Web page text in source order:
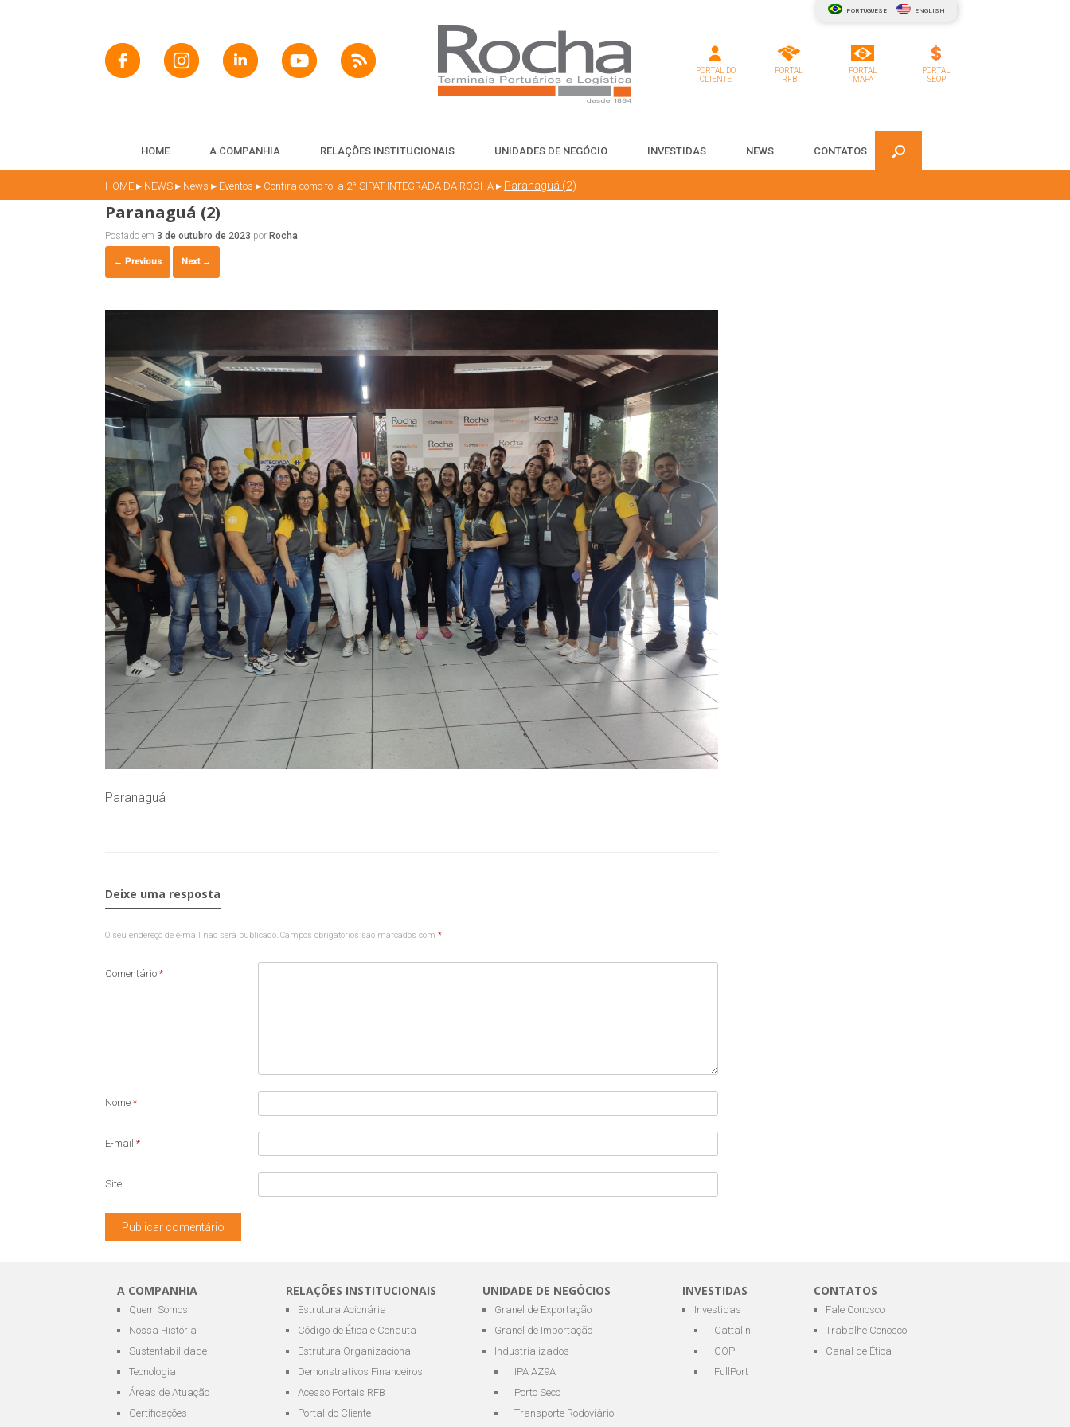
PORTUGUESE ENGLISH
PORTAL DO
CLIENTE
PORTAL
RFB
PORTAL
MAPA
PORTAL
SEOP
HOME A COMPANHIA RELAÇÕES INSTITUCIONAIS UNIDADES DE NEGÓCIO INVESTIDAS NEWS CONTATOS
HOME ▸ NEWS ▸ News ▸ Eventos ▸ Confira como foi a 2ª SIPAT INTEGRADA DA ROCHA ▸ Paranaguá (2)
Paranaguá (2)
Postado em 3 de outubro de 2023 por Rocha
← Previous Next →
Paranaguá
Deixe uma resposta
O seu endereço de e-mail não será publicado. Campos obrigatórios são marcados com *
Comentário *
Nome *
E-mail *
Site
A COMPANHIA
Quem Somos
Nossa História
Sustentabilidade
Tecnologia
Áreas de Atuação
Certificações
RELAÇÕES INSTITUCIONAIS
Estrutura Acionária
Código de Ética e Conduta
Estrutura Organizacional
Demonstrativos Financeiros
Acesso Portais RFB
Portal do Cliente
UNIDADE DE NEGÓCIOS
Granel de Exportação
Granel de Importação
Industrializados
IPA AZ9A
Porto Seco
Transporte Rodoviário
INVESTIDAS
Investidas
Cattalini
COPI
FullPort
CONTATOS
Fale Conosco
Trabalhe Conosco
Canal de Ética